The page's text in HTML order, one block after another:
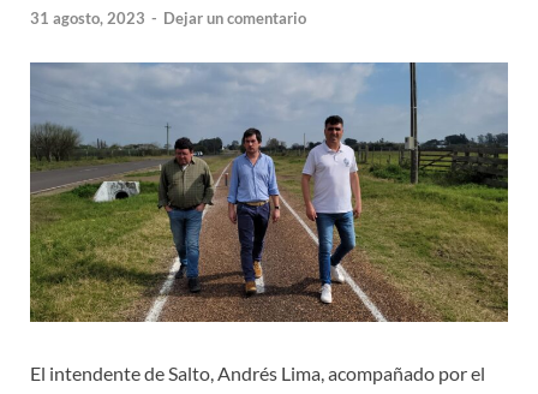
31 agosto, 2023 - Dejar un comentario
El intendente de Salto, Andrés Lima, acompañado por el